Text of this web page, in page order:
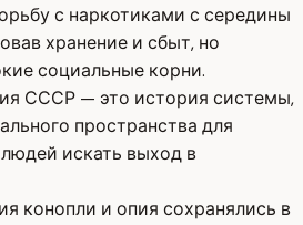
с наркотиками с середины
хранение и сбыт, но
социальные корни.
СССР — это история системы,
пространства для
искать выход в
конопли и опия сохранялись в